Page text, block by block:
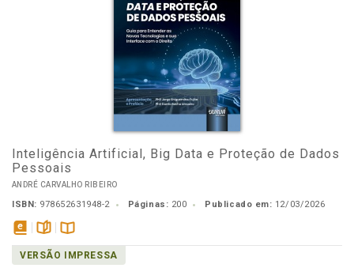
Inteligência Artificial, Big Data e Proteção de Dados
Pessoais
ANDRÉ CARVALHO RIBEIRO
ISBN: 978652631948-2 Páginas: 200 Publicado em: 12/03/2026
disponível
em
páginasDisponível
na
VERSÃO IMPRESSA